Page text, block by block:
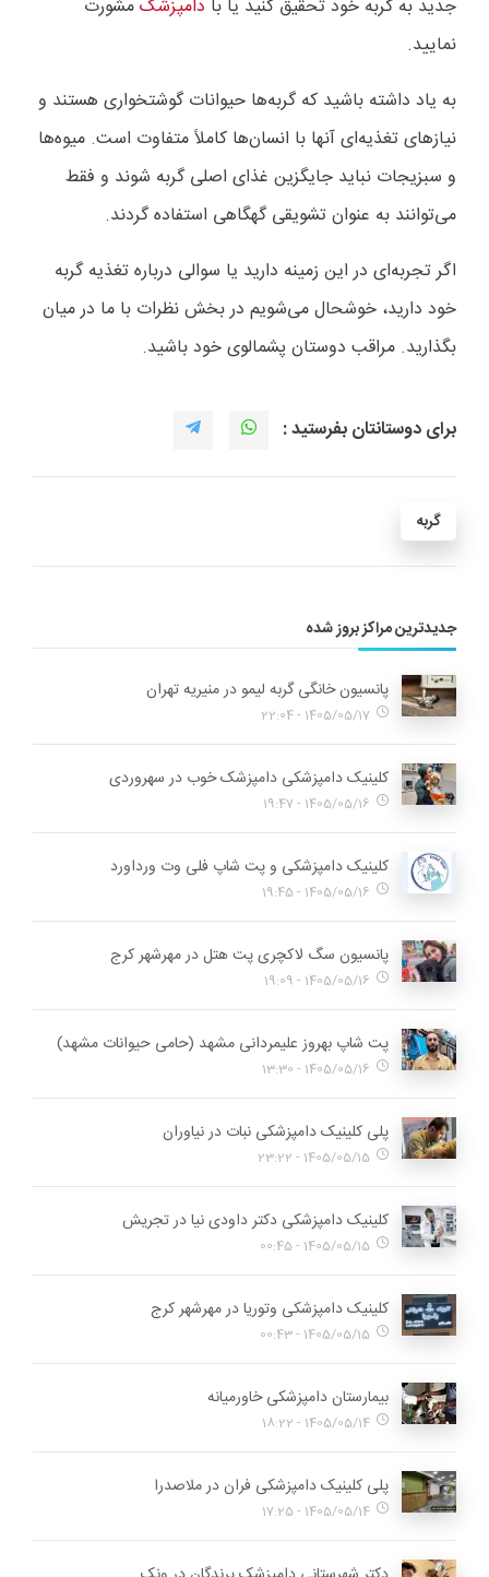
جدید به گربه خود تحقیق کنید یا با دامپزشکمشورت
نمایید.
به یاد داشته باشید که گربه‌ها حیوانات گوشتخواری هستند و
نیازهای تغذیه‌ای آنها با انسان‌ها کاملاً متفاوت است. میوه‌ها
و سبزیجات نباید جایگزین غذای اصلی گربه شوند و فقط
می‌توانند به عنوان تشویقی گهگاهی استفاده گردند.
اگر تجربه‌ای در این زمینه دارید یا سوالی درباره تغذیه گربه
خود دارید، خوشحال می‌شویم در بخش نظرات با ما در میان
بگذارید. مراقب دوستان پشمالوی خود باشید.
برای دوستانتان بفرستید :
گربه
جدیدترین مراکز بروز شده
پانسیون خانگی گربه لیمو در منیریه تهران
1405/05/17 - 22:04
کلینیک دامپزشکی دامپزشک خوب در سهروردی
1405/05/16 - 19:47
کلینیک دامپزشکی و پت شاپ فلی وت ورداورد
1405/05/16 - 19:45
پانسیون سگ لاکچری پت هتل در مهرشهر کرج
1405/05/16 - 19:09
پت شاپ بهروز علیمردانی مشهد (حامی حیوانات مشهد)
1405/05/16 - 13:30
پلی کلینیک دامپزشکی نبات در نیاوران
1405/05/15 - 23:22
کلینیک دامپزشکی دکتر داودی نیا در تجریش
1405/05/15 - 00:45
کلینیک دامپزشکی وتوریا در مهرشهر کرج
1405/05/15 - 00:43
بیمارستان دامپزشکی خاورمیانه
1405/05/14 - 18:22
پلی کلینیک دامپزشکی فران در ملاصدرا
1405/05/14 - 17:25